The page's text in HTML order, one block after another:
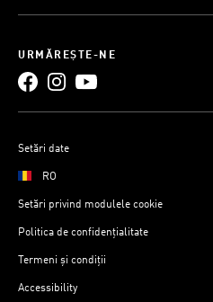
URMĂREȘTE-NE
Setări date
RO
Setări privind modulele cookie
Politica de confidențialitate
Termeni și condiții
Accessibility